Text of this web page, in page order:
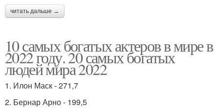
читать дальше →
10 самых богатых актеров в мире в
2022 году. 20 самых богатых
людей мира 2022
1. Илон Маск - 271,7
2. Бернар Арно - 199,5